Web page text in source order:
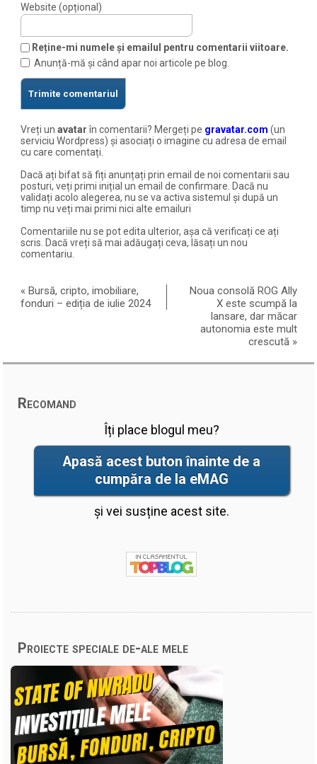
Website (opțional)
Reține-mi numele și emailul pentru comentarii viitoare.
Anunță-mă și când apar noi articole pe blog.
Vreți unavatarîn comentarii? Mergeți pe gravatar.com (un
serviciu Wordpress) și asociați o imagine cu adresa de email
cu care comentați.
Dacă ați bifat să fiți anunțați prin email de noi comentarii sau
posturi, veți primi inițial un email de confirmare. Dacă nu
validați acolo alegerea, nu se va activa sistemul și după un
timp nu veți mai primi nici alte emailuri
Comentariile nu se pot edita ulterior, așa că verificați ce ați
scris. Dacă vreți să mai adăugați ceva, lăsați un nou
comentariu.
« Bursă, cripto, imobiliare,
fonduri – ediția de iulie 2024
Noua consolă ROG Ally
X este scumpă la
lansare, dar măcar
autonomia este mult
crescută »
Recomand
Îți place blogul meu?
Apasă acest buton înainte de a
cumpăra de la eMAG
și vei susține acest site.
Proiecte speciale de-ale mele